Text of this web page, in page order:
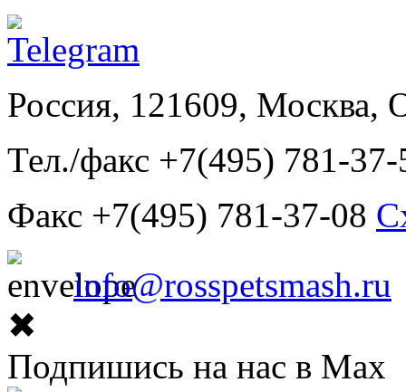
Россия, 121609, Москва,
Тел./факс +7(495) 781-37-
Факс +7(495) 781-37-08
info@rosspetsmash.ru
✖
Подпишись на нас в Max